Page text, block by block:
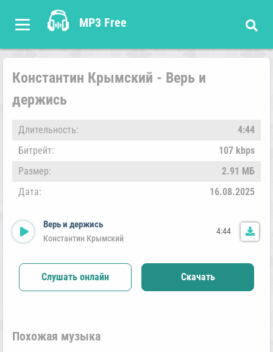
MP3 Free
Константин Крымский - Верь и
держись
Длительность:
4:44
Битрейт:
107 kbps
Размер:
2.91 МБ
Дата:
16.08.2025
Верь и держись
Константин Крымский
4:44
Слушать онлайн Скачать
Похожая музыка